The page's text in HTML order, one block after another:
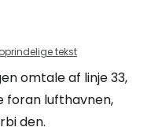
tekst
omtale af linje 33,
foran lufthavnen,
den.